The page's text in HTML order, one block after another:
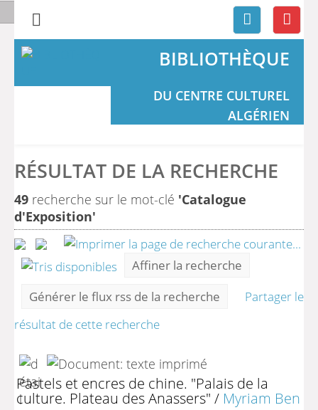
BIBLIOTHÈQUE
DU CENTRE CULTUREL
ALGÉRIEN
RÉSULTAT DE LA RECHERCHE
49 recherche sur le mot-clé 'Catalogue
d'Exposition'
Affiner la recherche
Générer le flux rss de la recherche
Partager le
résultat de cette recherche
Pastels et encres de chine. "Palais de la
culture. Plateau des Anassers" / Myriam Ben